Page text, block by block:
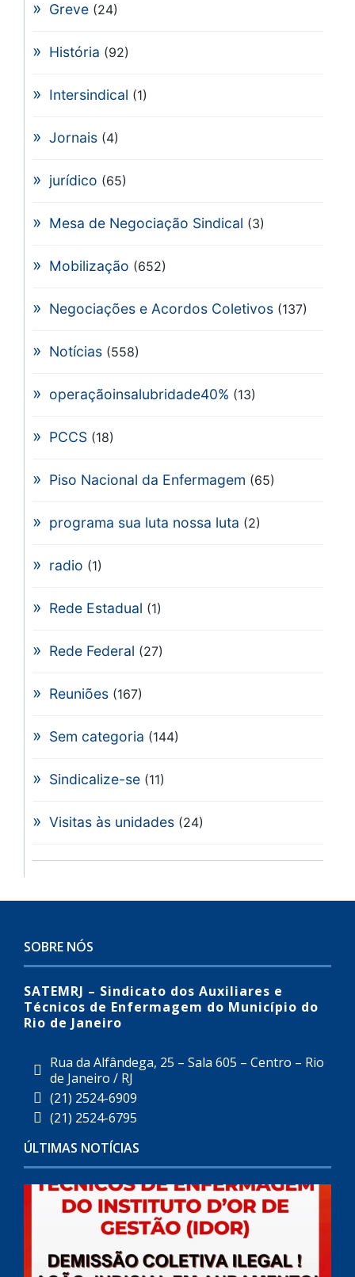
Greve (24)
História (92)
Intersindical (1)
Jornais (4)
jurídico (65)
Mesa de Negociação Sindical (3)
Mobilização (652)
Negociações e Acordos Coletivos (137)
Notícias (558)
operaçãoinsalubridade40% (13)
PCCS (18)
Piso Nacional da Enfermagem (65)
programa sua luta nossa luta (2)
radio (1)
Rede Estadual (1)
Rede Federal (27)
Reuniões (167)
Sem categoria (144)
Sindicalize-se (11)
Visitas às unidades (24)
SOBRE NÓS
SATEMRJ – Sindicato dos Auxiliares e
Técnicos de Enfermagem do Município do
Rio de Janeiro
Rua da Alfândega, 25 – Sala 605 – Centro – Rio
de Janeiro / RJ
(21) 2524-6909
(21) 2524-6795
ÚLTIMAS NOTÍCIAS